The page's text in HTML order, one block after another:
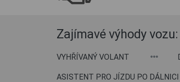
Zajímavé výhody vozu:
VYHŘÍVANÝ VOLANT
ASISTENT PRO JÍZDU PO DÁLNICI